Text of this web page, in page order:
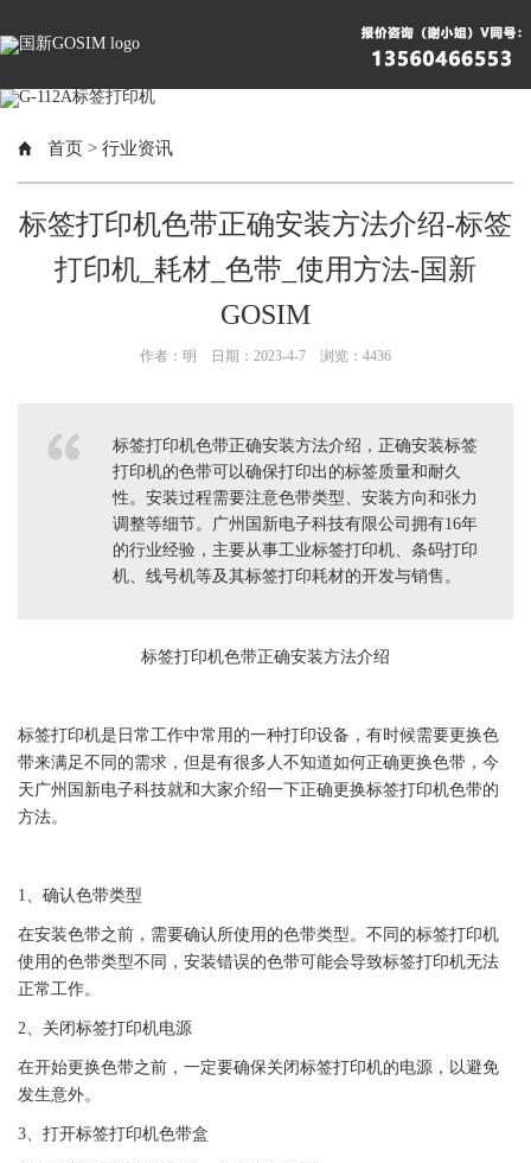
首页 > 行业资讯
标签打印机色带正确安装方法介绍-标签
打印机_耗材_色带_使用方法-国新
GOSIM
作者：明 日期：2023-4-7 浏览： 4436
标签打印机色带正确安装方法介绍，正确安装标签
打印机的色带可以确保打印出的标签质量和耐久
性。安装过程需要注意色带类型、安装方向和张力
调整等细节。广州国新电子科技有限公司拥有16年
的行业经验，主要从事工业标签打印机、条码打印
机、线号机等及其标签打印耗材的开发与销售。
标签打印机色带正确安装方法介绍
标签打印机是日常工作中常用的一种打印设备，有时候需要更换色
带来满足不同的需求，但是有很多人不知道如何正确更换色带 ，今
天广州 国新电子科技就和大家介绍一下正确更换标签打印机色带的
方法。
1、确认色带类型
在安装色带之前，需要确认所使用的色带类型。不同的标签打印机
使用的色带类型不同，安装错误的色带可能会导致标签打印机无法
正常工作。
2、关闭标签打印机电源
在开始更换色带之前，一定要确保关闭标签打印机的电源，以避免
发生意外。
3、打开标签打印机色带盒